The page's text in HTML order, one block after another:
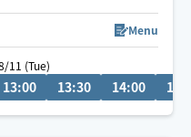
していただいた後にお願
でに
Menu
11 (Tue)
13:00 13:30 14:00